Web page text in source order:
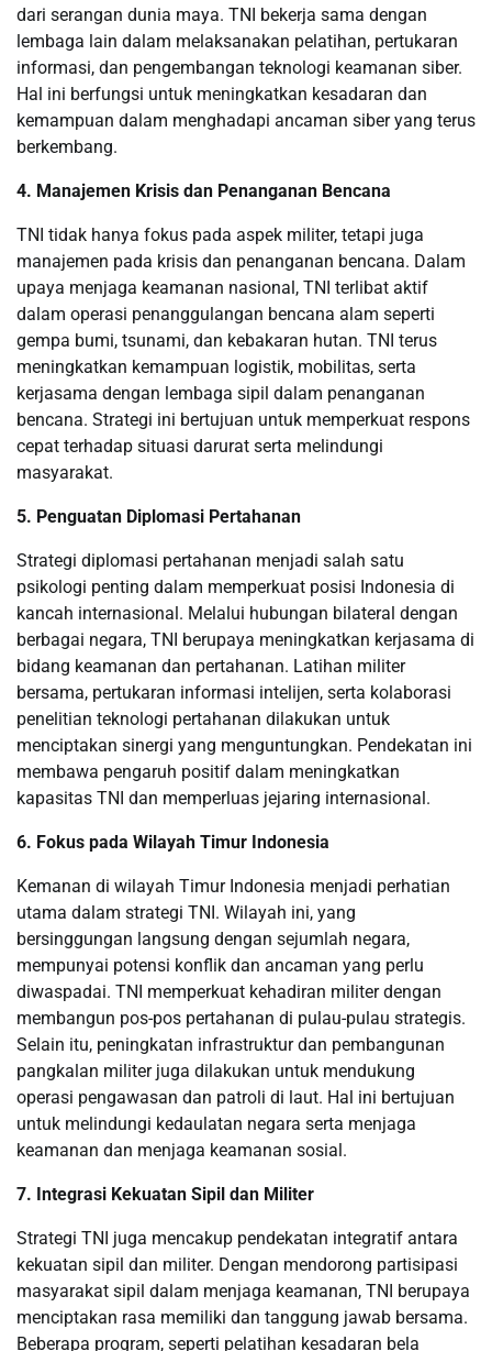
dari serangan dunia maya. TNI bekerja sama dengan
lembaga lain dalam melaksanakan pelatihan, pertukaran
informasi, dan pengembangan teknologi keamanan siber.
Hal ini berfungsi untuk meningkatkan kesadaran dan
kemampuan dalam menghadapi ancaman siber yang terus
berkembang.
4. Manajemen Krisis dan Penanganan Bencana
TNI tidak hanya fokus pada aspek militer, tetapi juga
manajemen pada krisis dan penanganan bencana. Dalam
upaya menjaga keamanan nasional, TNI terlibat aktif
dalam operasi penanggulangan bencana alam seperti
gempa bumi, tsunami, dan kebakaran hutan. TNI terus
meningkatkan kemampuan logistik, mobilitas, serta
kerjasama dengan lembaga sipil dalam penanganan
bencana. Strategi ini bertujuan untuk memperkuat respons
cepat terhadap situasi darurat serta melindungi
masyarakat.
5. Penguatan Diplomasi Pertahanan
Strategi diplomasi pertahanan menjadi salah satu
psikologi penting dalam memperkuat posisi Indonesia di
kancah internasional. Melalui hubungan bilateral dengan
berbagai negara, TNI berupaya meningkatkan kerjasama di
bidang keamanan dan pertahanan. Latihan militer
bersama, pertukaran informasi intelijen, serta kolaborasi
penelitian teknologi pertahanan dilakukan untuk
menciptakan sinergi yang menguntungkan. Pendekatan ini
membawa pengaruh positif dalam meningkatkan
kapasitas TNI dan memperluas jejaring internasional.
6. Fokus pada Wilayah Timur Indonesia
Kemanan di wilayah Timur Indonesia menjadi perhatian
utama dalam strategi TNI. Wilayah ini, yang
bersinggungan langsung dengan sejumlah negara,
mempunyai potensi konflik dan ancaman yang perlu
diwaspadai. TNI memperkuat kehadiran militer dengan
membangun pos-pos pertahanan di pulau-pulau strategis.
Selain itu, peningkatan infrastruktur dan pembangunan
pangkalan militer juga dilakukan untuk mendukung
operasi pengawasan dan patroli di laut. Hal ini bertujuan
untuk melindungi kedaulatan negara serta menjaga
keamanan dan menjaga keamanan sosial.
7. Integrasi Kekuatan Sipil dan Militer
Strategi TNI juga mencakup pendekatan integratif antara
kekuatan sipil dan militer. Dengan mendorong partisipasi
masyarakat sipil dalam menjaga keamanan, TNI berupaya
menciptakan rasa memiliki dan tanggung jawab bersama.
Beberapa program, seperti pelatihan kesadaran bela